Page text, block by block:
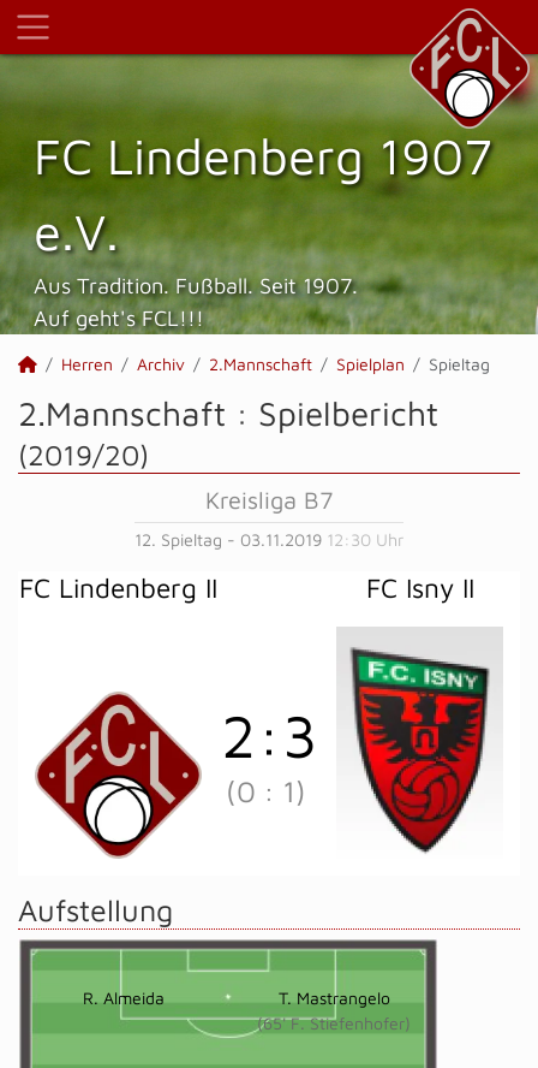
FC Lindenberg 1907
e.V.
Aus Tradition. Fußball. Seit 1907.
Auf geht's FCL!!!
Herren Archiv 2.Mannschaft Spielplan Spieltag
2.Mannschaft : Spielbericht
(2019/20)
Kreisliga B7
12. Spieltag - 03.11.2019 12:30 Uhr
FC Lindenberg II FC Isny II
2 : 3
(0 : 1)
Aufstellung
R. Almeida
T. Mastrangelo
(65' F. Stiefenhofer)